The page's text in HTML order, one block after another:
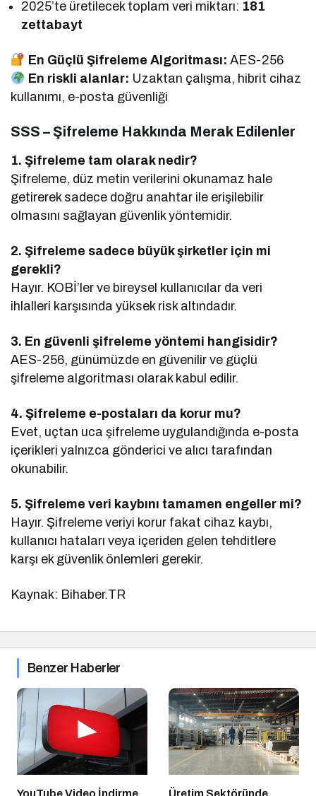
2025’te üretilecek toplam veri miktarı: 181
zettabayt
En Güçlü Şifreleme Algoritması: AES-256
En riskli alanlar: Uzaktan çalışma, hibrit cihaz
kullanımı, e-posta güvenliği
SSS – Şifreleme Hakkında Merak Edilenler
1. Şifreleme tam olarak nedir?
Şifreleme, düz metin verilerini okunamaz hale
getirerek sadece doğru anahtar ile erişilebilir
olmasını sağlayan güvenlik yöntemidir.
2. Şifreleme sadece büyük şirketler için mi
gerekli?
Hayır. KOBİ’ler ve bireysel kullanıcılar da veri
ihlalleri karşısında yüksek risk altındadır.
3. En güvenli şifreleme yöntemi hangisidir?
AES-256, günümüzde en güvenilir ve güçlü
şifreleme algoritması olarak kabul edilir.
4. Şifreleme e-postaları da korur mu?
Evet, uçtan uca şifreleme uygulandığında e-posta
içerikleri yalnızca gönderici ve alıcı tarafından
okunabilir.
5. Şifreleme veri kaybını tamamen engeller mi?
Hayır. Şifreleme veriyi korur fakat cihaz kaybı,
kullanıcı hataları veya içeriden gelen tehditlere
karşı ek güvenlik önlemleri gerekir.
Kaynak: Bihaber.TR
Benzer Haberler